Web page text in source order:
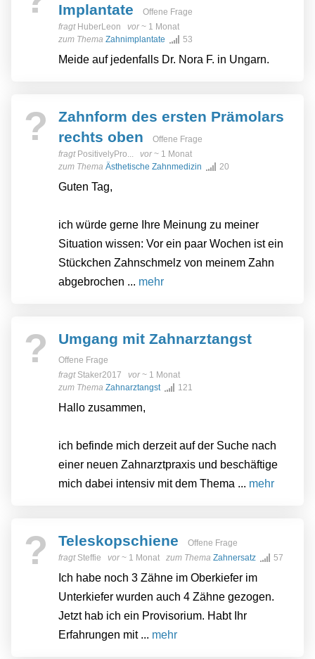
Implantate
Offene Frage
fragt HuberLeon vor~ 1 Monat
zum Thema Zahnimplantate 53
Meide auf jedenfalls Dr. Nora F. in Ungarn.
?
Zahnform des ersten Prämolars
rechts oben
Offene Frage
fragt PositivelyPro... vor~ 1 Monat
zum Thema Ästhetische Zahnmedizin 20
Guten Tag,
ich würde gerne Ihre Meinung zu meiner
Situation wissen: Vor ein paar Wochen ist ein
Stückchen Zahnschmelz von meinem Zahn
abgebrochen ... mehr
? Umgang mit Zahnarztangst
Offene Frage
fragt Staker2017 vor~ 1 Monat
zum Thema Zahnarztangst 121
Hallo zusammen,
ich befinde mich derzeit auf der Suche nach
einer neuen Zahnarztpraxis und beschäftige
mich dabei intensiv mit dem Thema ... mehr
? Teleskopschiene
Offene Frage
fragt Steffie vor~ 1 Monat zum Thema Zahnersatz 57
Ich habe noch 3 Zähne im Oberkiefer im
Unterkiefer wurden auch 4 Zähne gezogen.
Jetzt hab ich ein Provisorium. Habt Ihr
Erfahrungen mit ... mehr